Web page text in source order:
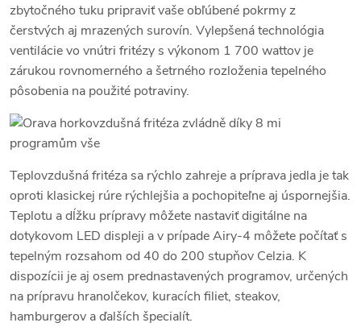
zbytočného tuku pripraviť vaše obľúbené pokrmy z
čerstvých aj mrazených surovín. Vylepšená technológia
ventilácie vo vnútri fritézy s výkonom 1 700 wattov je
zárukou rovnomerného a šetrného rozloženia tepelného
pôsobenia na použité potraviny.
Teplovzdušná fritéza sa rýchlo zahreje a príprava jedla je tak
oproti klasickej rúre rýchlejšia a pochopiteľne aj úspornejšia.
Teplotu a dĺžku prípravy môžete nastaviť digitálne na
dotykovom LED displeji a v prípade Airy-4 môžete počítať s
tepelným rozsahom od 40 do 200 stupňov Celzia. K
dispozícii je aj osem prednastavených programov, určených
na prípravu hranolčekov, kuracích filiet, steakov,
hamburgerov a ďalších špecialít.